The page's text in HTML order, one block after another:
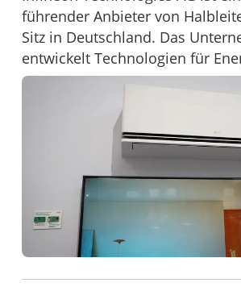
führender Anbieter von
Sitz in Deutschland. Das
entwickelt Technologien für